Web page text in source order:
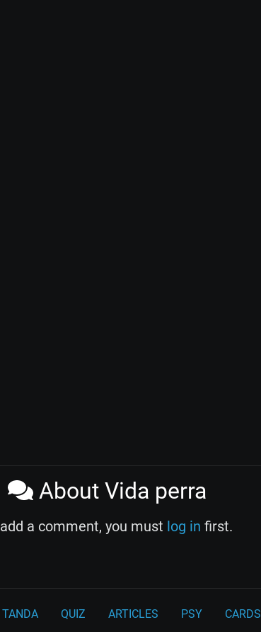
About Vida perra
a comment, you must log in first.
TANDA QUIZ ARTICLES PSY CARDS